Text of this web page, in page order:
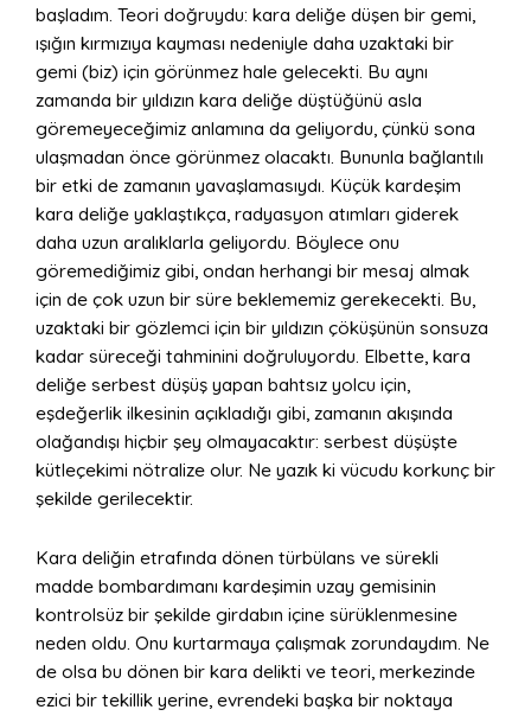
başladım. Teori doğruydu: kara deliğe düşen bir gemi,
ışığın kırmızıya kayması nedeniyle daha uzaktaki bir
gemi (biz) için görünmez hale gelecekti. Bu aynı
zamanda bir yıldızın kara deliğe düştüğünü asla
göremeyeceğimiz anlamına da geliyordu, çünkü sona
ulaşmadan önce görünmez olacaktı. Bununla bağlantılı
bir etki de zamanın yavaşlamasıydı. Küçük kardeşim
kara deliğe yaklaştıkça, radyasyon atımları giderek
daha uzun aralıklarla geliyordu. Böylece onu
göremediğimiz gibi, ondan herhangi bir mesaj almak
için de çok uzun bir süre beklememiz gerekecekti. Bu,
uzaktaki bir gözlemci için bir yıldızın çöküşünün sonsuza
kadar süreceği tahminini doğruluyordu. Elbette, kara
deliğe serbest düşüş yapan bahtsız yolcu için,
eşdeğerlik ilkesinin açıkladığı gibi, zamanın akışında
olağandışı hiçbir şey olmayacaktır: serbest düşüşte
kütleçekimi nötralize olur. Ne yazık ki vücudu korkunç bir
şekilde gerilecektir.
Kara deliğin etrafında dönen türbülans ve sürekli
madde bombardımanı kardeşimin uzay gemisinin
kontrolsüz bir şekilde girdabın içine sürüklenmesine
neden oldu. Onu kurtarmaya çalışmak zorundaydım. Ne
de olsa bu dönen bir kara delikti ve teori, merkezinde
ezici bir tekillik yerine, evrendeki başka bir noktaya